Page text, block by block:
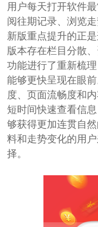
用户每天打开软件
阅往期记录、浏览
新版重点提升的正
版本存在栏目分散
功能进行了重新梳
能够更快呈现在眼
度、页面流畅度和
短时间快速查看信
够获得更加连贯自
料和走势变化的用
择。